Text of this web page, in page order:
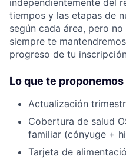
independientemente del
tiempos y las etapas de
según cada área, pero
siempre te
progreso de tu
Lo que te proponemos
Actualización
Cobertura de salud
familiar (cónyuge +
Tarjeta de